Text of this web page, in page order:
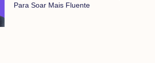
Para Soar Mais Fluente